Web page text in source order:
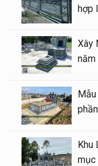
cuối năm 2026
nghiệm xây Mộ –
đá đẹp, chất lượng
Lăng thờ đá 1 mái
Lầu thờ đá (Gian
gia tộc